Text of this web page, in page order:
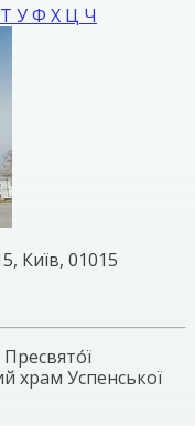
Т УФ Х Ц Ч
Київ, 01015
храм Успенської